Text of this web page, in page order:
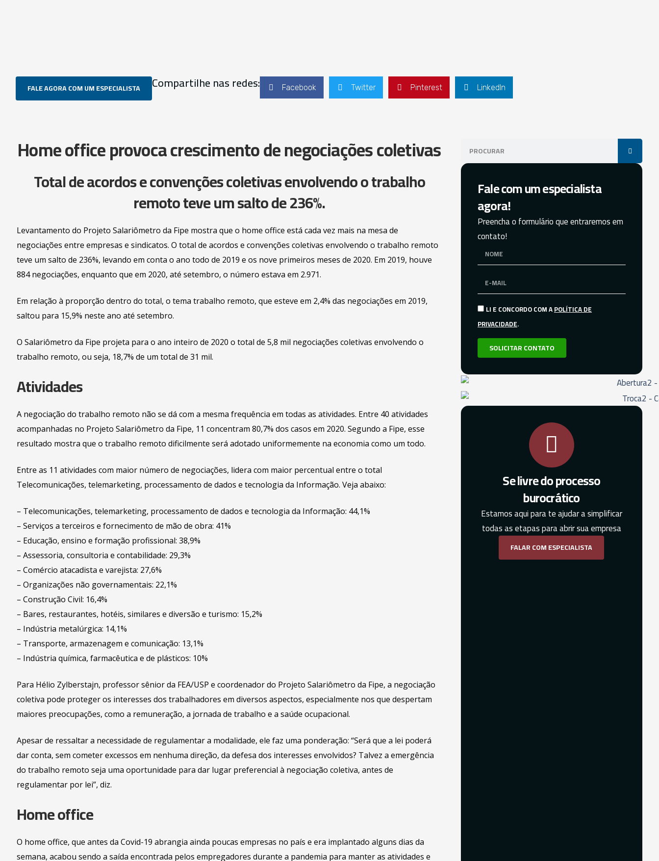
FALE AGORA COM UM ESPECIALISTA Compartilhe nas redes: Facebook Twitter Pinterest LinkedIn
Home office provoca crescimento de negociações coletivas
Total de acordos e convenções coletivas envolvendo o trabalho
remoto teve um salto de 236%.
Levantamento do Projeto Salariômetro da Fipe mostra que o home office está cada vez mais na mesa de
negociações entre empresas e sindicatos. O total de acordos e convenções coletivas envolvendo o trabalho remoto
teve um salto de 236%, levando em conta o ano todo de 2019 e os nove primeiros meses de 2020. Em 2019, houve
884 negociações, enquanto que em 2020, até setembro, o número estava em 2.971.
Em relação à proporção dentro do total, o tema trabalho remoto, que esteve em 2,4% das negociações em 2019,
saltou para 15,9% neste ano até setembro.
O Salariômetro da Fipe projeta para o ano inteiro de 2020 o total de 5,8 mil negociações coletivas envolvendo o
trabalho remoto, ou seja, 18,7% de um total de 31 mil.
Atividades
A negociação do trabalho remoto não se dá com a mesma frequência em todas as atividades. Entre 40 atividades
acompanhadas no Projeto Salariômetro da Fipe, 11 concentram 80,7% dos casos em 2020. Segundo a Fipe, esse
resultado mostra que o trabalho remoto dificilmente será adotado uniformemente na economia como um todo.
Entre as 11 atividades com maior número de negociações, lidera com maior percentual entre o total
Telecomunicações, telemarketing, processamento de dados e tecnologia da Informação. Veja abaixo:
– Telecomunicações, telemarketing, processamento de dados e tecnologia da Informação: 44,1%
– Serviços a terceiros e fornecimento de mão de obra: 41%
– Educação, ensino e formação profissional: 38,9%
– Assessoria, consultoria e contabilidade: 29,3%
– Comércio atacadista e varejista: 27,6%
– Organizações não governamentais: 22,1%
– Construção Civil: 16,4%
– Bares, restaurantes, hotéis, similares e diversão e turismo: 15,2%
– Indústria metalúrgica: 14,1%
– Transporte, armazenagem e comunicação: 13,1%
– Indústria química, farmacêutica e de plásticos: 10%
Para Hélio Zylberstajn, professor sênior da FEA/USP e coordenador do Projeto Salariômetro da Fipe, a negociação
coletiva pode proteger os interesses dos trabalhadores em diversos aspectos, especialmente nos que despertam
maiores preocupações, como a remuneração, a jornada de trabalho e a saúde ocupacional.
Apesar de ressaltar a necessidade de regulamentar a modalidade, ele faz uma ponderação: “Será que a lei poderá
dar conta, sem cometer excessos em nenhuma direção, da defesa dos interesses envolvidos? Talvez a emergência
do trabalho remoto seja uma oportunidade para dar lugar preferencial à negociação coletiva, antes de
regulamentar por lei”, diz.
Home office
O home office, que antes da Covid-19 abrangia ainda poucas empresas no país e era implantado alguns dias da
semana, acabou sendo a saída encontrada pelos empregadores durante a pandemia para manter as atividades e
Fale com um especialista
agora!
Preencha o formulário que entraremos em
contato!
LI E CONCORDO COM APOLÍTICA DE
PRIVACIDADE.
SOLICITAR CONTATO
Se livre do processo
burocrático
Estamos aqui para te ajudar a simplificar
todas as etapas para abrir sua empresa
FALAR COM ESPECIALISTA